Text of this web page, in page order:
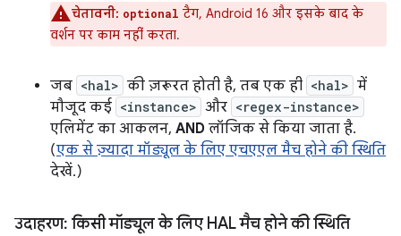
चेतावनी: optional टैग, Android 16 और इसके बाद के
वर्शन पर काम नहीं करता.
जब <hal> की ज़रूरत होती है, तब एक ही <hal> में
मौजूद कई <instance> और <regex-instance>
एलिमेंट का आकलन, AND लॉजिक से किया जाता है.
(एक से ज़्यादा मॉड्यूल के लिए एचएएल मैच होने की स्थिति
देखें.)
उदाहरण: किसी मॉड्यूल के लिए HAL मैच होने की स्थिति